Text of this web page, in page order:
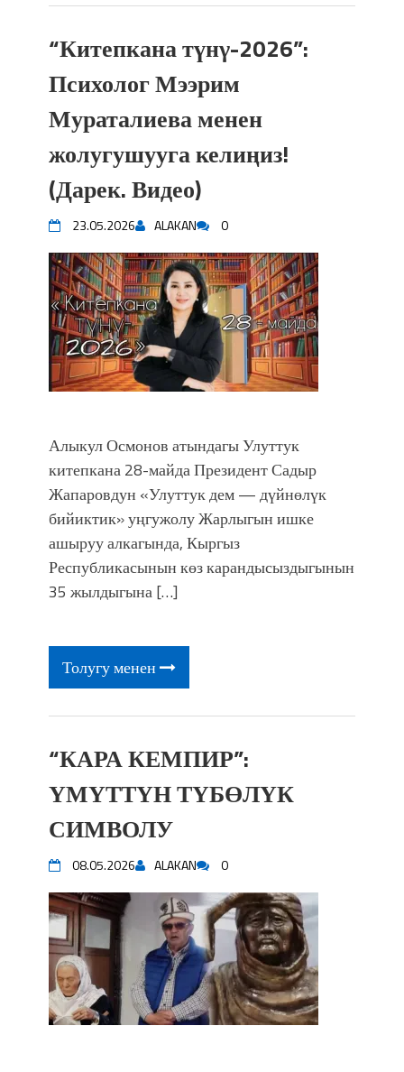
“Китепкана түнγ-2026”:
Психолог Мээрим
Мураталиева менен
жолугушууга келиңиз!
(Дарек. Видео)
23.05.2026 ALAKAN 0
Алыкул Осмонов атындагы Улуттук
китепкана 28-майда Президент Садыр
Жапаровдун «Улуттук дем — дүйнөлүк
бийиктик» уңгужолу Жарлыгын ишке
ашыруу алкагында, Кыргыз
Республикасынын көз карандысыздыгынын
35 жылдыгына […]
Толугу менен
“КАРА КЕМПИР”:
ҮМҮТТҮН ТҮБӨЛҮК
СИМВОЛУ
08.05.2026 ALAKAN 0